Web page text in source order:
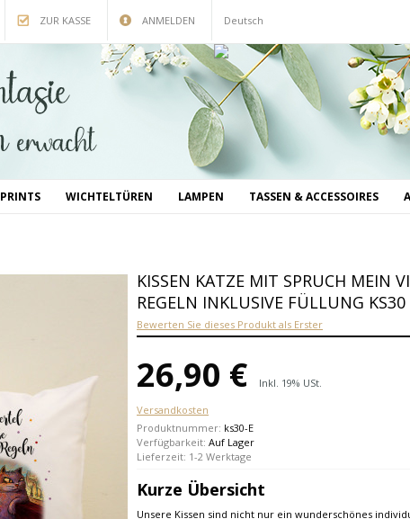
ZUR KASSE ANMELDEN Deutsch
PRINTS WICHTELTÜREN LAMPEN TASSEN & ACCESSOIRES
KISSEN KATZE MIT SPRUCH MEIN
EGELN INKLUSIVE FÜLLUNG KS30
Bewerten Sie dieses Produkt als Erster
26,90 €
Inkl. 19% USt.
Versandkosten
Produktnummer: ks30-E
Verfügbarkeit: Auf Lager
Lieferzeit: 1-2 Werktage
Kurze Übersicht
Unsere Kissen sind nicht nur ein wunderschönes